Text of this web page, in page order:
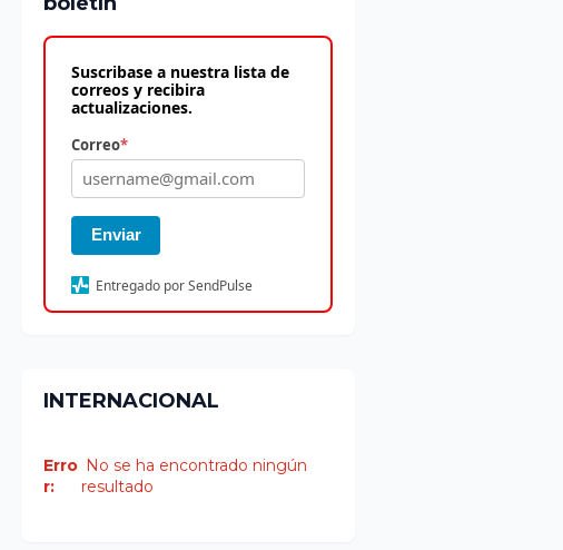
Suscribase a nuestra lista de
correos y recibira
actualizaciones.
Correo*
Enviar
Entregado por SendPulse
INTERNACIONAL
Erro
r:
No se ha encontrado ningún
resultado